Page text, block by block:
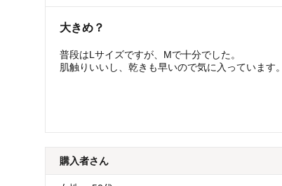
大きめ？
普段はLサイズですが、Mで十分でした。
肌触りいいし、乾きも早いので気に入っています。
購入者さん